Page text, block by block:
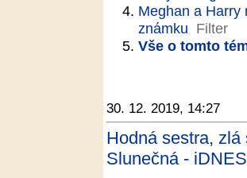
Meghan a Harry
známku Filter
Vše o tomto
30. 12. 2019, 14:27
Hodná sestra,
Slunečná -